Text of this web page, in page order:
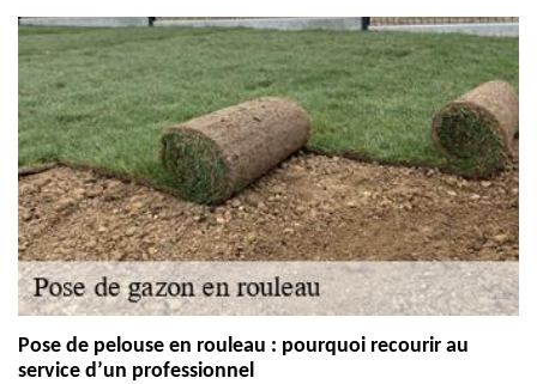
Pose de pelouse en rouleau : pourquoi recourir au
service d’un professionnel